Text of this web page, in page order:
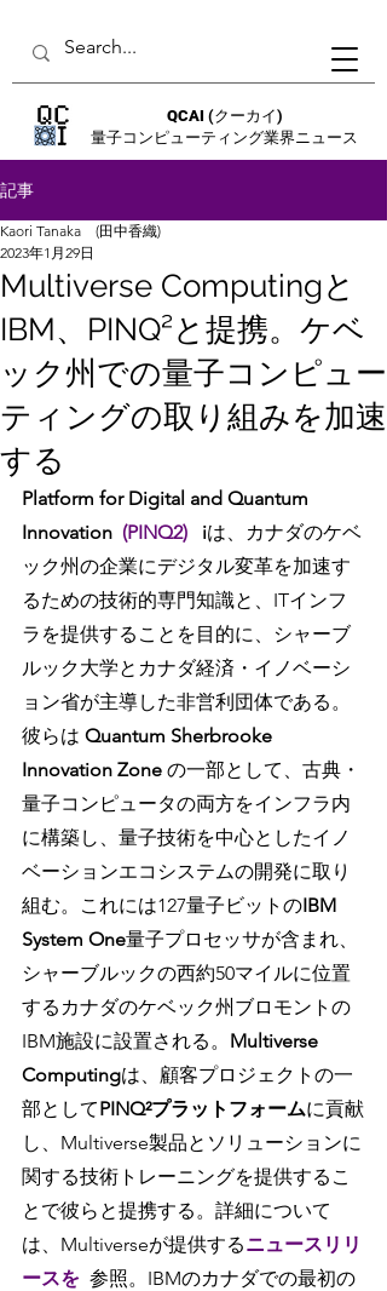
QCAI (クーカイ)
量子コンピューティング業界ニュース
記事
Multiverse Computingと
IBM、PINQ²と提携。ケベ
ック州での量子コンピュー
ティングの取り組みを加速
する
Kaori Tanaka (田中香織)
2023年1月29日
Platform for Digital and Quantum
Innovation (PINQ2) iは、カナダのケベ
ック州の企業にデジタル変革を加速す
るための技術的専門知識と、ITインフ
ラを提供することを目的に、シャーブ
ルック大学とカナダ経済・イノベーシ
ョン省が主導した非営利団体である。
彼らは Quantum Sherbrooke
Innovation Zone の一部として、古典・
量子コンピュータの両方をインフラ内
に構築し、量子技術を中心としたイノ
ベーションエコシステムの開発に取り
組む。これには127量子ビットのIBM
System One量子プロセッサが含まれ、
シャーブルックの西約50マイルに位置
するカナダのケベック州ブロモントの
IBM施設に設置される。 Multiverse
Computingは、顧客プロジェクトの一
部としてPINQ²プラットフォームに貢献
し、Multiverse製品とソリューションに
関する技術トレーニングを提供するこ
とで彼らと提携する。詳細について
は、Multiverseが提供するニュースリリ
ースを 参照。IBMのカナダでの最初の